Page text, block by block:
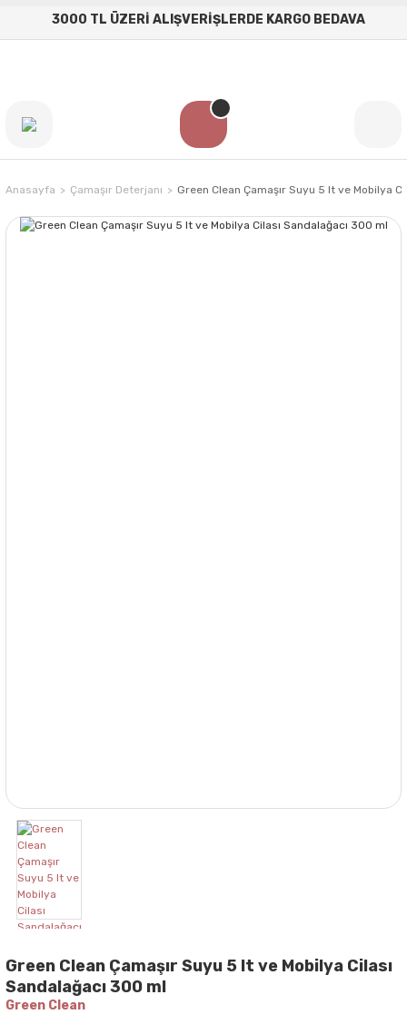
3000 TL ÜZERİ ALIŞVERİŞLERDE KARGO BEDAVA
Anasayfa Çamaşır Deterjanı Green Clean Çamaşır Suyu 5 lt ve Mobilya
Green Clean Çamaşır Suyu 5 lt ve Mobilya Cilası
Sandalağacı 300 ml
Green Clean